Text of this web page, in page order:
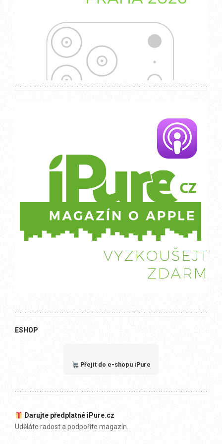
ESHOP
Přejít do e-shopu iPure
Darujte předplatné iPure.cz
Uděláte radost a podpoříte magazín.